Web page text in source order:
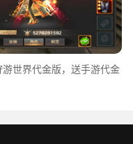
世界代金版，送手游代金